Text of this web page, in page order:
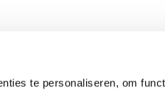
te personaliseren, om